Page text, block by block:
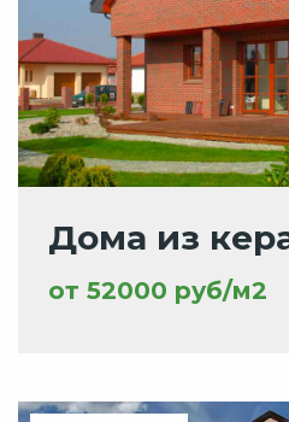
Дома из
от 52000 руб/м2